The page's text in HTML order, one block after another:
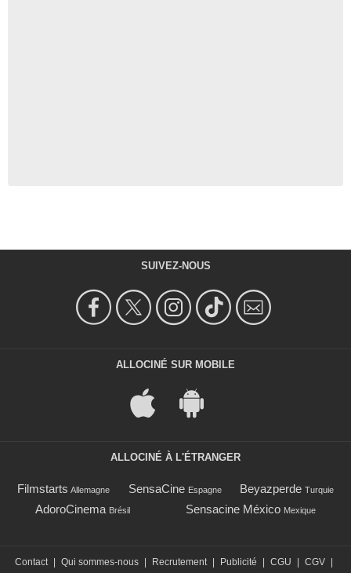
SUIVEZ-NOUS
ALLOCINÉ SUR MOBILE
ALLOCINÉ À L'ÉTRANGER
Filmstarts Allemagne SensaCine Espagne Beyazperde Turquie
AdoroCinema Brésil Sensacine México Mexique
Contact Qui sommes-nous Recrutement Publicité CGU CGV